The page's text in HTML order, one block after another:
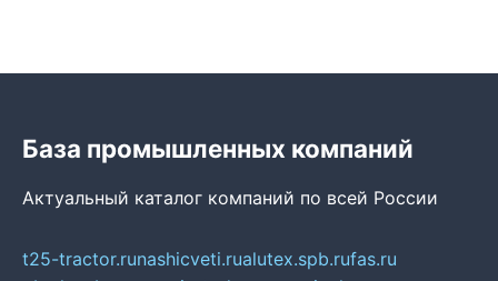
База промышленных компаний
Актуальный каталог компаний по всей России
t25-tractor.runashicveti.rualutex.spb.rufas.ru